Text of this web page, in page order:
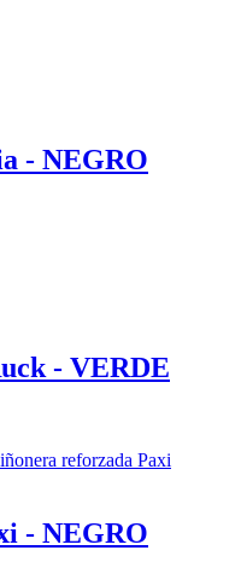
- NEGRO
- VERDE
- NEGRO